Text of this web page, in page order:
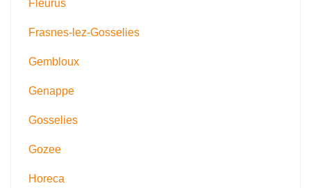
Fleurus
Frasnes-lez-Gosselies
Gembloux
Genappe
Gosselies
Gozee
Horeca